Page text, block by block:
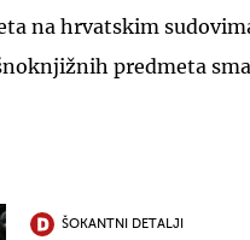
na hrvatskim
predmeta
ŠOKANTNI DETALJI